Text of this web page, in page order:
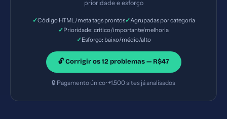
prioridade e esforço
✓Código HTML/meta tags prontos✓Agrupadas por categoria
✓Prioridade: crítico/importante/melhoria
✓Esforço: baixo/médio/alto
🔓 Corrigir os 12 problemas — R$47
🔒 Pagamento único · +1.500 sites já analisados